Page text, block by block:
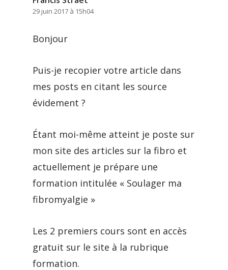
29 juin 2017 à 15h04
Bonjour
Puis-je recopier votre article dans
mes posts en citant les source
évidement ?
Étant moi-même atteint je poste sur
mon site des articles sur la fibro et
actuellement je prépare une
formation intitulée « Soulager ma
fibromyalgie »
Les 2 premiers cours sont en accès
gratuit sur le site à la rubrique
formation.